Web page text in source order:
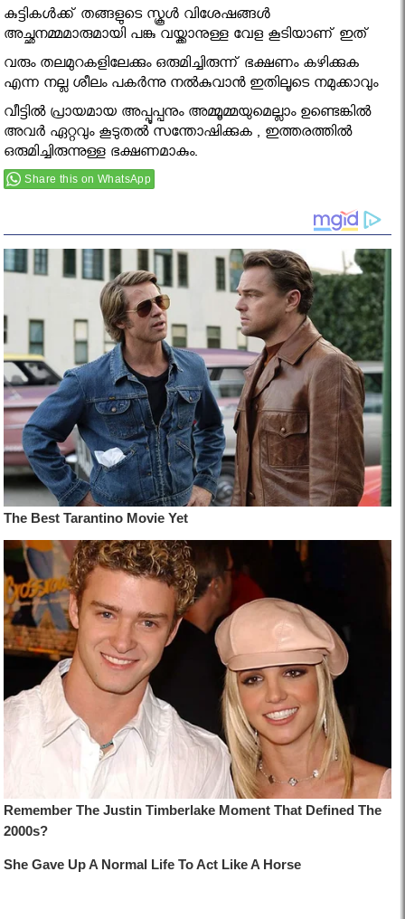
കുട്ടികൾക്ക് തങ്ങളുടെ സ്കൂൾ വിശേഷങ്ങൾ
അച്ഛനമ്മമാരുമായി പങ്കു വയ്ക്കാനുള്ള വേള കൂടിയാണ് ഇത്
വരും തലമുറകളിലേക്കും ഒരുമിച്ചിരുന്ന് ഭക്ഷണം കഴിക്കുക
എന്ന നല്ല ശീലം പകർന്നു നൽകുവാൻ ഇതിലൂടെ നമുക്കാവും
വീട്ടിൽ പ്രായമായ അപ്പൂപ്പനും അമ്മൂമ്മയുമെല്ലാം ഉണ്ടെങ്കിൽ
അവർ ഏറ്റവും കൂടുതൽ സന്തോഷിക്കുക , ഇത്തരത്തിൽ
ഒരുമിച്ചിരുന്നുള്ള ഭക്ഷണമാകും.
Share this on WhatsApp